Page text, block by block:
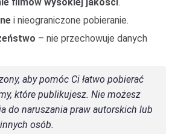
filmów wysokiej jakości.
i nieograniczone pobieranie.
– nie przechowuje danych
aby pomóc Ci łatwo pobierać
które publikujesz. Nie możesz
do naruszania praw autorskich lub
osób.